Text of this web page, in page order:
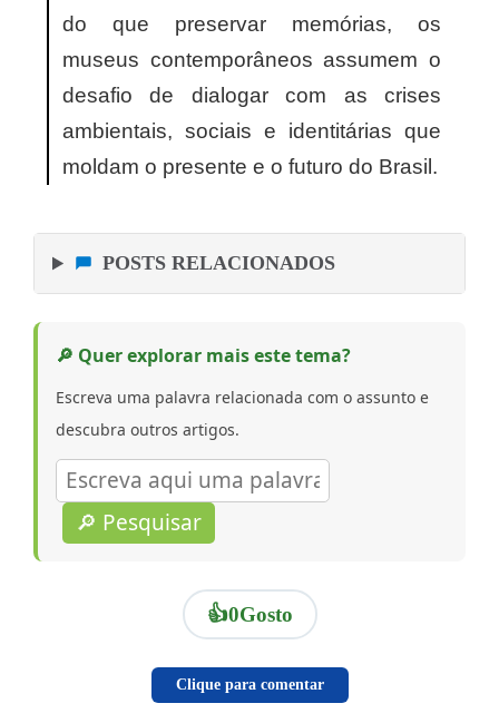
do que preservar memórias, os
museus contemporâneos assumem o
desafio de dialogar com as crises
ambientais, sociais e identitárias que
moldam o presente e o futuro do Brasil.
POSTS RELACIONADOS
🔎 Quer explorar mais este tema?
Escreva uma palavra relacionada com o assunto e
descubra outros artigos.
🔎 Pesquisar
👍0Gosto
Clique para comentar